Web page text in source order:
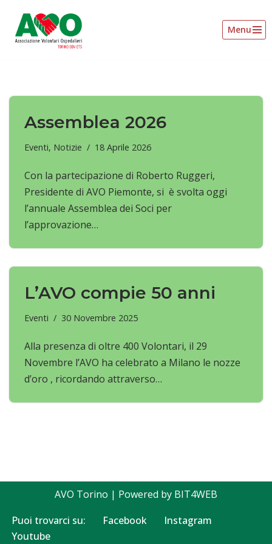
Vai
Menu
Assemblea 2026
Eventi, Notizie 18 Aprile 2026
Con la partecipazione di Roberto Ruggeri,
Presidente di AVO Piemonte, si è svolta oggi
l’annuale Assemblea dei Soci per
l’approvazione…
L’AVO compie 50 anni
Eventi 30 Novembre 2025
Alla presenza di oltre 400 Volontari, il 29
Novembre l’AVO ha celebrato a Milano le nozze
d’oro , ricordando attraverso…
AVO Torino | Powered by BIT4WEB
Puoi trovarci su:
Facebook
Instagram
Youtube